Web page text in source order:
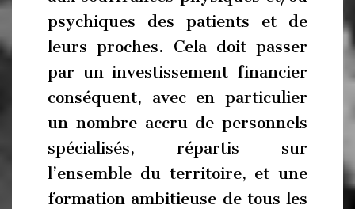
psychiques des patients et de
leurs proches. Cela doit passer
par un investissement financier
conséquent, avec en particulier
un nombre accru de personnels
spécialisés, répartis sur
l’ensemble du territoire, et une
formation ambitieuse de tous les